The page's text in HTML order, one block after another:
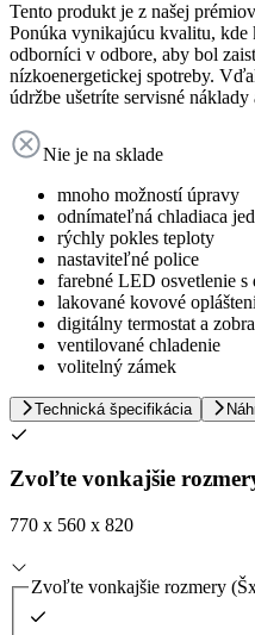
Tento produkt je z našej
Ponúka vynikajúcu kvalitu, kde
odborníci v odbore, aby bol
nízkoenergetickej spotreby.
údržbe ušetríte servisné
Nie je na sklade
mnoho možností úpravy
odnímateľná chladiaca
rýchly pokles teploty
nastaviteľné police
farebné LED osvetlenie
lakované kovové
digitálny termostat a
ventilované chladenie
volitelný zámek
Technická špecifikácia
Zvoľte vonkajšie
770 x 560 x 820
Zvoľte vonkajšie rozmery